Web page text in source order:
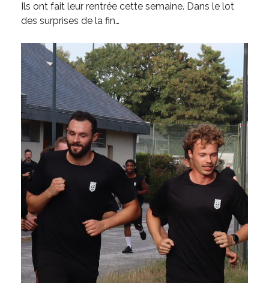
Ils ont fait leur rentrée cette semaine. Dans le lot
des surprises de la fin…